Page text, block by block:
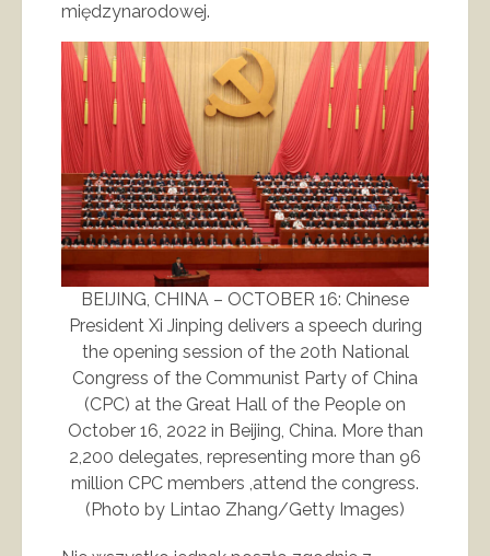
międzynarodowej.
BEIJING, CHINA – OCTOBER 16: Chinese
President Xi Jinping delivers a speech during
the opening session of the 20th National
Congress of the Communist Party of China
(CPC) at the Great Hall of the People on
October 16, 2022 in Beijing, China. More than
2,200 delegates, representing more than 96
million CPC members ,attend the congress.
(Photo by Lintao Zhang/Getty Images)